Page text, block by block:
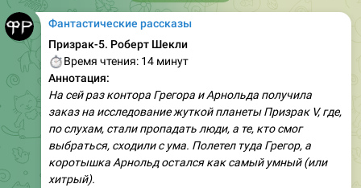
Фантастические рассказы
Призрак-5. Роберт Шекли
Время чтения: 14 минут
Аннотация:
На сей раз контора Грегора и Арнольда получила
заказ на исследование жуткой планеты Призрак V, где,
по слухам, стали пропадать люди, а те, кто смог
выбраться, сходили с ума. Полетел туда Грегор, а
коротышка Арнольд остался как самый умный (или
хитрый).